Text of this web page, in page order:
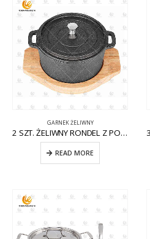
GARNEK ŻELIWNY
2 SZT. ŻELIWNY RONDEL Z POKRYWKĄ CW-CI008
READ MORE